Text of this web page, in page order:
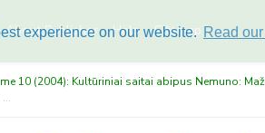
experience on our website. Read
About Publisher Help Sitemap
10 (2004): Kultūriniai saitai abipus Nemuno: